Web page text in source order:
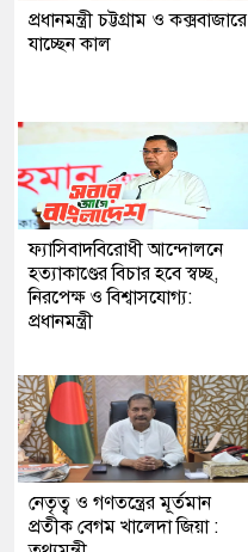
প্রধানমন্ত্রী চট্টগ্রাম ও কক্সবাজারে
যাচ্ছেন কাল
ফ্যাসিবাদবিরোধী আন্দোলনে
হত্যাকাণ্ডের বিচার হবে স্বচ্ছ,
নিরপেক্ষ ও বিশ্বাসযোগ্য:
প্রধানমন্ত্রী
নেতৃত্ব ও গণতন্ত্রের মূর্তমান
প্রতীক বেগম খালেদা জিয়া :